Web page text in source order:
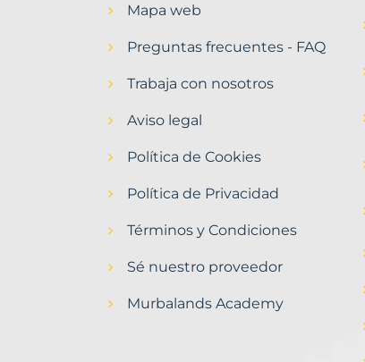
Murbalands
Mapa web
Preguntas frecuentes - FAQ
Trabaja con nosotros
Aviso legal
Política de Cookies
Política de Privacidad
Términos y Condiciones
Sé nuestro proveedor
Murbalands Academy